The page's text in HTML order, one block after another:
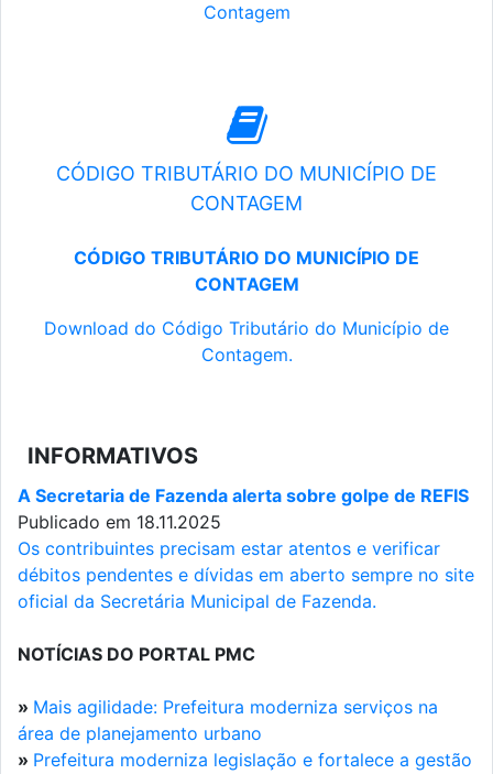
Contagem
CÓDIGO TRIBUTÁRIO DO MUNICÍPIO DE
CONTAGEM
CÓDIGO TRIBUTÁRIO DO MUNICÍPIO DE
CONTAGEM
Download do Código Tributário do Município de
Contagem.
INFORMATIVOS
A Secretaria de Fazenda alerta sobre golpe de REFIS
Publicado em 18.11.2025
Os contribuintes precisam estar atentos e verificar
débitos pendentes e dívidas em aberto sempre no site
oficial da Secretária Municipal de Fazenda.
NOTÍCIAS DO PORTAL PMC
» Mais agilidade: Prefeitura moderniza serviços na
área de planejamento urbano
» Prefeitura moderniza legislação e fortalece a gestão